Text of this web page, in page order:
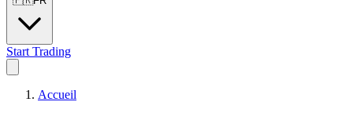
Start Trading
Accueil